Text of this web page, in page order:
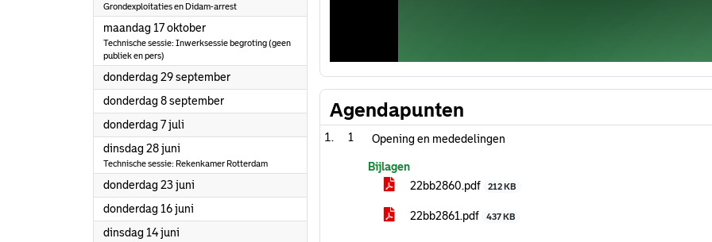
Grondexploitaties en Didam-arrest
maandag 17 oktober2022
Technische sessie: Inwerksessie begroting (geen
publiek en pers)
donderdag 29 september2022
donderdag 8 september2022
donderdag 7 juli
dinsdag 28 juni
Technische sessie: Rekenkamer Rotterdam
donderdag 23 juni
donderdag 16 juni
dinsdag 14 juni
Agendapunten
1 Opening en mededelingen
Bijlagen
22bb2860.pdf
212 KB
22bb2861.pdf 437 KB